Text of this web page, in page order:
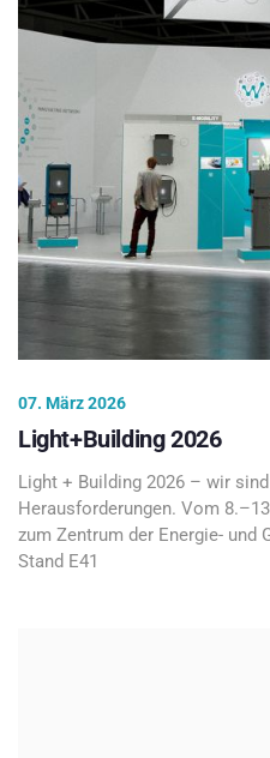
07. März 2026
Light+Building 2026
Light + Building 2026 – wir
Herausforderungen. Vom
zum Zentrum der Energie- und
Stand E41